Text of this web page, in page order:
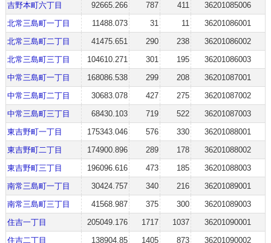
吉野本町六丁目
92665.266 787 411
36201085006
北常三島町一丁目
11488.073 31 11
36201086001
北常三島町二丁目
41475.651 290 238
36201086002
北常三島町三丁目
104610.271 301 195
36201086003
中常三島町一丁目
168086.538 299 208
36201087001
中常三島町二丁目
30683.078 427 275
36201087002
中常三島町三丁目
68430.103 719 522
36201087003
東吉野町一丁目
175343.046 576 330
36201088001
東吉野町二丁目
174900.896 289 178
36201088002
東吉野町三丁目
196096.616 473 185
36201088003
南常三島町一丁目
30424.757 340 216
36201089001
南常三島町三丁目
41568.987 375 300
36201089003
住吉一丁目
205049.176 1717 1037
36201090001
住吉二丁目
138904.85 1405 873
36201090002